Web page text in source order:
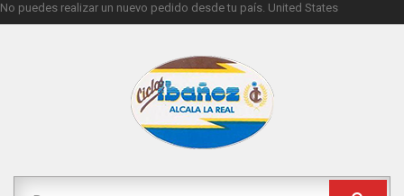
No puedes realizar un nuevo pedido desde tu país. United States